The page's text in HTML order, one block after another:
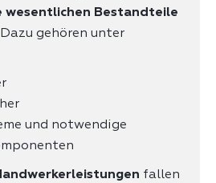
wesentlichen Bestandteile
Dazu gehören unter
und notwendige
fallen